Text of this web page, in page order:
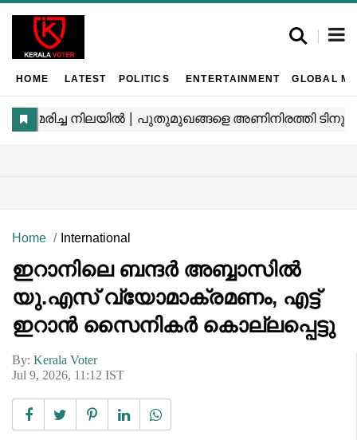
HOME LATEST POLITICS ENTERTAINMENT GLOBAL
Home International
ഇറാനിലെ ബന്ദർ അബ്ബാസിൽ
യു.എസ് വ്യോമാക്രമണം, എട്ട്
ഇറാൻ സൈനികർ കൊല്ലപ്പെട്ടു
By: Kerala Voter
Jul 9, 2026, 11:12 IST